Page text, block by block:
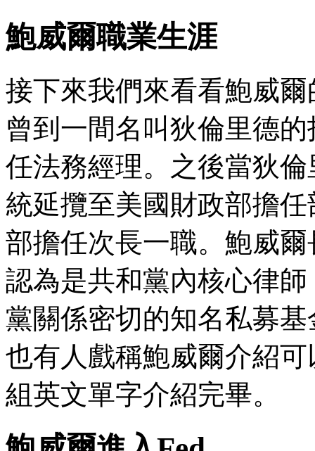
鮑威爾職業生涯
接下來我們來看看鮑威
曾到一間名叫狄倫里德
任法務經理。之後當狄
統延攬至美國財政部擔
部擔任次長一職。鮑威
認為是共和黨內核心律
黨關係密切的知名私募
也有人戲稱鮑威爾介紹
組英文單字介紹完畢。